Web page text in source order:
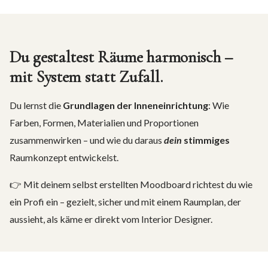
Du gestaltest Räume harmonisch –
mit System statt Zufall.
Du lernst die Grundlagen der Inneneinrichtung: Wie
Farben, Formen, Materialien und Proportionen
zusammenwirken – und wie du daraus dein stimmiges
Raumkonzept entwickelst.
👉 Mit deinem selbst erstellten Moodboard richtest du wie
ein Profi ein – gezielt, sicher und mit einem Raumplan, der
aussieht, als käme er direkt vom Interior Designer.